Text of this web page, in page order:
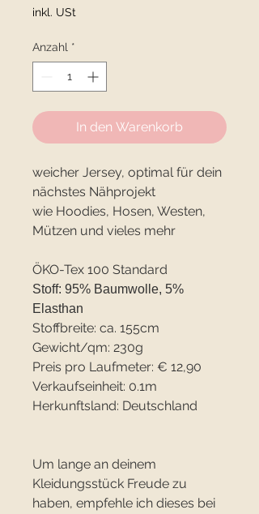
inkl. USt
Anzahl *
In den Warenkorb
weicher Jersey, optimal für dein
nächstes Nähprojekt
wie Hoodies, Hosen, Westen,
Mützen und vieles mehr
ÖKO-Tex 100 Standard
Stoff: 95% Baumwolle, 5%
Elasthan
Stoffbreite: ca. 155cm
Gewicht/qm: 230g
Preis pro Laufmeter: € 12,90
Verkaufseinheit: 0.1m
Herkunftsland: Deutschland
Um lange an deinem
Kleidungsstück Freude zu
haben, empfehle ich dieses bei